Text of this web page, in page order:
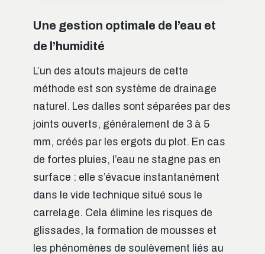
Une gestion optimale de l’eau et
de l’humidité
L’un des atouts majeurs de cette
méthode est son système de drainage
naturel. Les dalles sont séparées par des
joints ouverts, généralement de 3 à 5
mm, créés par les ergots du plot. En cas
de fortes pluies, l’eau ne stagne pas en
surface : elle s’évacue instantanément
dans le vide technique situé sous le
carrelage. Cela élimine les risques de
glissades, la formation de mousses et
les phénomènes de soulèvement liés au